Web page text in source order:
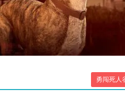
勇闯死人